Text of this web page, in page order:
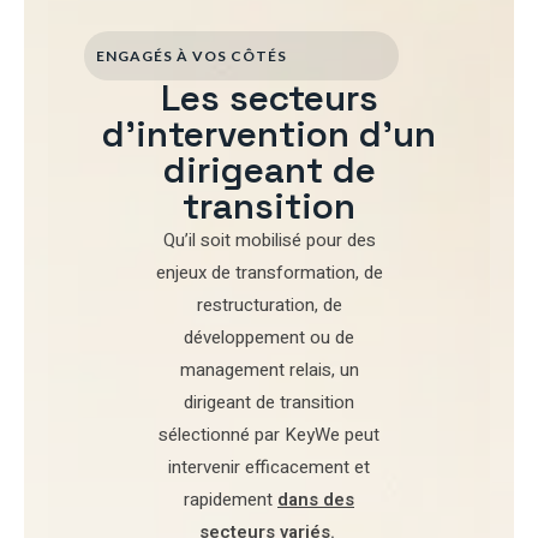
ENGAGÉS À VOS CÔTÉS
Les secteurs
d'intervention d'un
dirigeant de
transition
Qu’il soit mobilisé pourdes
enjeux de transformation, de
restructuration, de
développementou de
management relais, un
dirigeant de transition
sélectionné par KeyWe peut
intervenir efficacement et
rapidement dans des
secteurs variés.